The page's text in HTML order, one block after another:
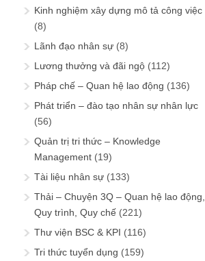
Kinh nghiệm xây dựng mô tả công việc
(8)
Lãnh đạo nhân sự (8)
Lương thưởng và đãi ngộ (112)
Pháp chế – Quan hệ lao động (136)
Phát triển – đào tạo nhân sự nhân lực
(56)
Quản trị tri thức – Knowledge
Management (19)
Tài liệu nhân sự (133)
Thải – Chuyện 3Q – Quan hệ lao động,
Quy trình, Quy chế (221)
Thư viện BSC & KPI (116)
Tri thức tuyển dụng (159)